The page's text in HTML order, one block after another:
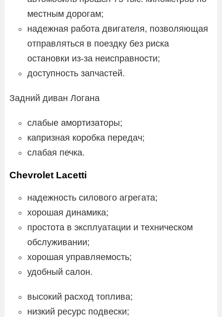
местным дорогам;
надежная работа двигателя, позволяющая
отправляться в поездку без риска
остановки из-за неисправности;
доступность запчастей.
Задний диван Логана
слабые амортизаторы;
капризная коробка передач;
слабая печка.
Chevrolet Lacetti
надежность силового агрегата;
хорошая динамика;
простота в эксплуатации и техническом
обслуживании;
хорошая управляемость;
удобный салон.
высокий расход топлива;
низкий ресурс подвески;